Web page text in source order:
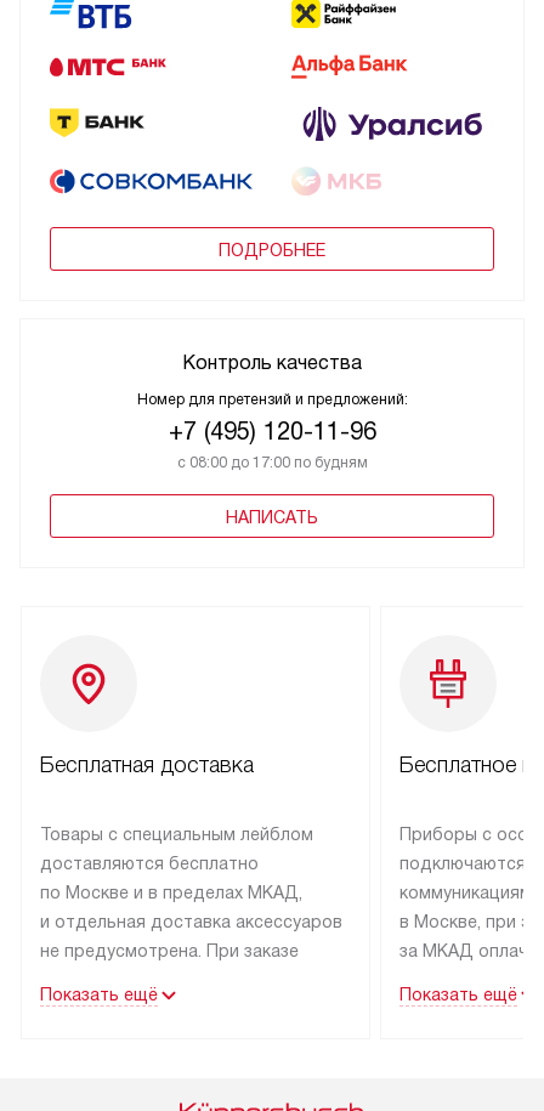
ПОДРОБНЕЕ
Контроль качества
Номер для претензий и предложений:
+7 (495) 120-11-96
с 08:00 до 17:00 по будням
НАПИСАТЬ
Бесплатная доставка
Товары с специальным лейблом
доставляются бесплатно
по Москве и в пределах МКАД,
и отдельная доставка аксессуаров
не предусмотрена. При заказе
рекомендуем обсудить
Показать ещё
Бесплатное
Приборы с
подключаются к
коммуникациям
в Москве, при
за МКАД
партнера
Показать ещё